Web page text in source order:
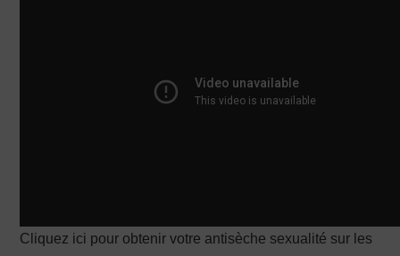
Cliquez ici pour obtenir votre antisèche sexualité sur les